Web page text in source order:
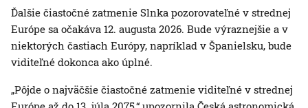
Ďalšie čiastočné zatmenie Slnka pozorovateľné v strednej
Európe sa očakáva 12. augusta 2026. Bude výraznejšie a v
niektorých častiach Európy, napríklad v Španielsku, bude
viditeľné dokonca ako úplné.
„Pôjde o najväčšie čiastočné zatmenie viditeľné v strednej